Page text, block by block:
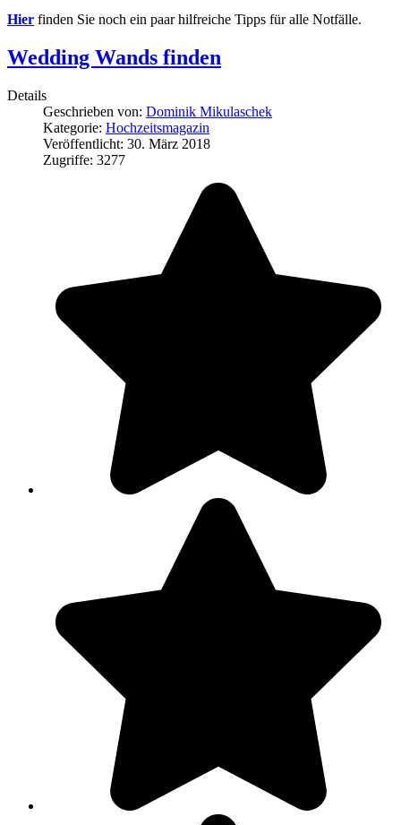
Hier finden Sie noch ein paar hilfreiche Tipps für alle Notfälle.
Wedding Wands finden
Details
Geschrieben von: Dominik Mikulaschek
Kategorie: Hochzeitsmagazin
Veröffentlicht: 30. März 2018
Zugriffe: 3277